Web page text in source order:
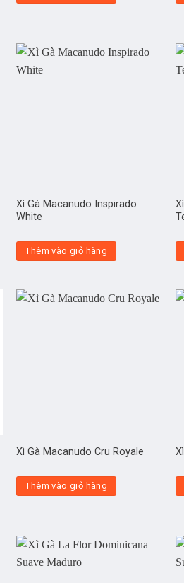
Xì Gà Macanudo Inspirado
White
Thêm vào giỏ hàng
Xì Gà Macanudo Cru Royale
Thêm vào giỏ hàng